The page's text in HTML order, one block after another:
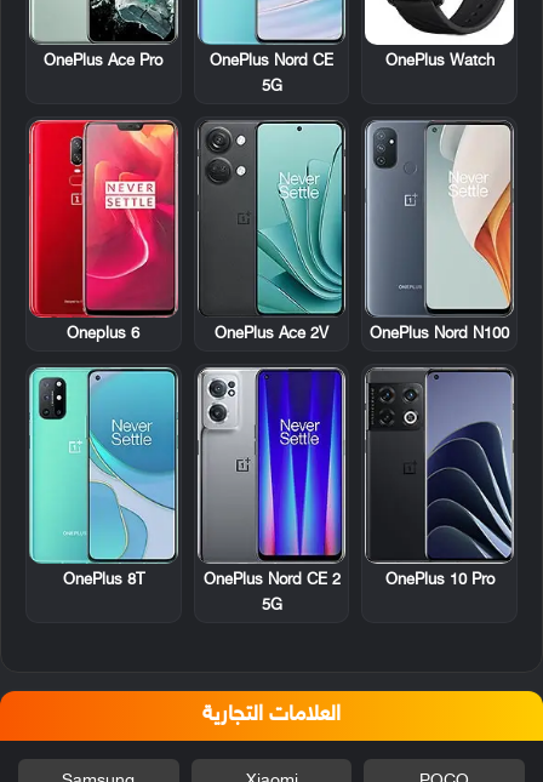
OnePlus Watch
OnePlus Nord CE
5G
OnePlus Ace Pro
OnePlus Nord N100
OnePlus Ace 2V
Oneplus 6
OnePlus 10 Pro
OnePlus Nord CE 2
5G
OnePlus 8T
العلامات التجارية